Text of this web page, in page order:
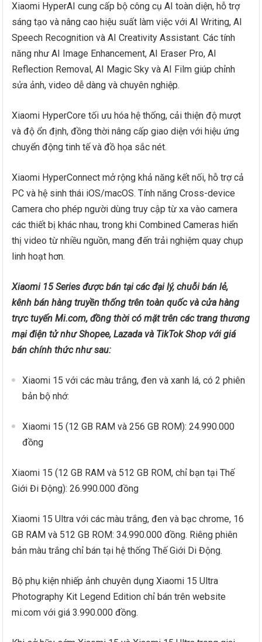
Xiaomi HyperAI cung cấp bộ công cụ AI toàn diện, hỗ trợ
sáng tạo và nâng cao hiệu suất làm việc với AI Writing, AI
Speech Recognition và AI Creativity Assistant. Các tính
năng như AI Image Enhancement, AI Eraser Pro, AI
Reflection Removal, AI Magic Sky và AI Film giúp chỉnh
sửa ảnh, video dễ dàng và chuyên nghiệp.
Xiaomi HyperCore tối ưu hóa hệ thống, cải thiện độ mượt
và độ ổn định, đồng thời nâng cấp giao diện với hiệu ứng
chuyển động tinh tế và đồ họa sắc nét.
Xiaomi HyperConnect mở rộng khả năng kết nối, hỗ trợ cả
PC và hệ sinh thái iOS/macOS. Tính năng Cross-device
Camera cho phép người dùng truy cập từ xa vào camera
các thiết bị khác nhau, trong khi Combined Cameras hiển
thị video từ nhiều nguồn, mang đến trải nghiệm quay chụp
linh hoạt hơn.
Xiaomi 15 Series được bán tại các đại lý, chuỗi bán lẻ,
kênh bán hàng truyền thống trên toàn quốc và cửa hàng
trực tuyến Mi.com, đồng thời có mặt trên các trang thương
mại điện tử như Shopee, Lazada và TikTok Shop với giá
bán chính thức như sau:
Xiaomi 15 với các màu trắng, đen và xanh lá, có 2 phiên
bản bộ nhớ:
Xiaomi 15 (12 GB RAM và 256 GB ROM): 24.990.000
đồng
Xiaomi 15 (12 GB RAM và 512 GB ROM, chỉ bạn tại Thế
Giới Đi Động): 26.990.000 đồng
Xiaomi 15 Ultra với các màu trắng, đen và bạc chrome, 16
GB RAM và 512 GB ROM: 34.990.000 đồng. Riêng phiên
bản màu trắng chỉ bán tại hệ thống Thế Giới Di Động.
Bộ phụ kiện nhiếp ảnh chuyên dụng Xiaomi 15 Ultra
Photography Kit Legend Edition chỉ bán trên website
mi.com với giá 3.990.000 đồng.